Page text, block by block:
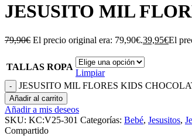
JESUSITO MIL
79,90€ El precio original era: 79,90€.39,95€El
TALLAS ROPA
Limpiar
JESUSITO MIL FLORES KIDS
Añadir al carrito
Añadir a mis deseos
SKU: KC:V25-301 Categorías: Bebé, Jesusitos,
Compartido